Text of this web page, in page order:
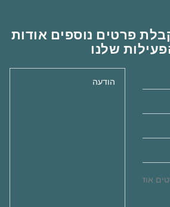
פרטים נוספים אודות
שלנו